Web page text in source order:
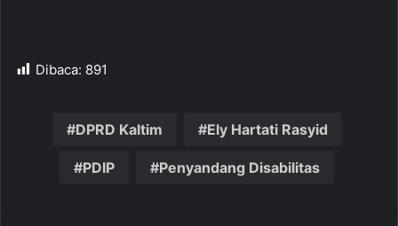
Dibaca: 891
DPRD Kaltim Ely Hartati Rasyid
PDIP Penyandang Disabilitas